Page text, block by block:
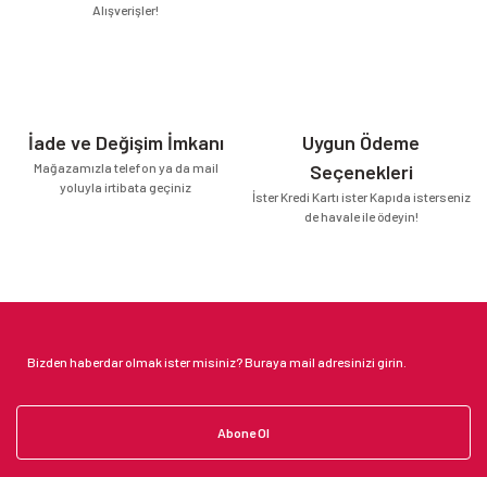
Alışverişler!
İade ve Değişim İmkanı
Mağazamızla telefon ya da mail
yoluyla irtibata geçiniz
Uygun Ödeme
Seçenekleri
İster Kredi Kartı ister Kapıda isterseniz
de havale ile ödeyin!
Abone Ol